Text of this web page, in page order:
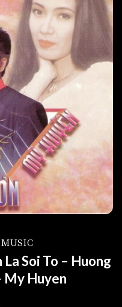
Soi To – Huong
My Huyen